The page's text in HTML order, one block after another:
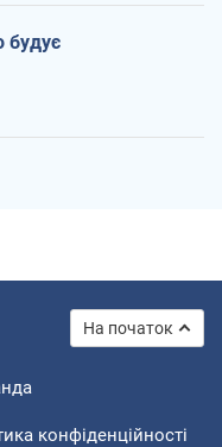
будує
На початок
конфіденційності